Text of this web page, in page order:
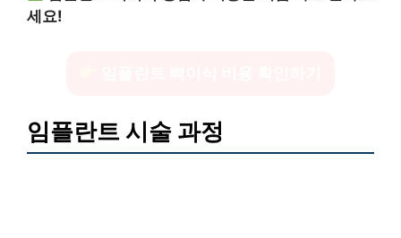
세요!
임플란트 시술 과정